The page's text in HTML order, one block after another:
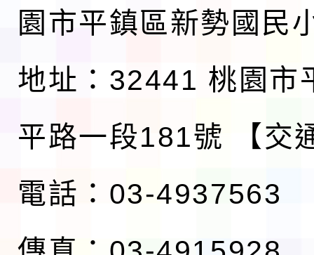
園市平鎮區新勢國民
地址：32441 桃園市
平路一段181號
【交
電話：03-4937563